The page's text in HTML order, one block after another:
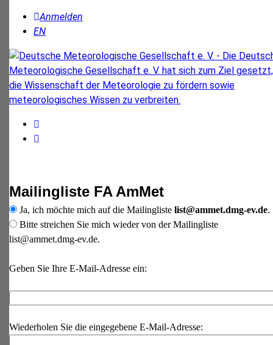
Anmelden
EN
Mailingliste FA AmMet
Ja, ich möchte mich auf die Mailingliste list@ammet.dmg-ev.de.
Bitte streichen Sie mich wieder von der Mailingliste
list@ammet.dmg-ev.de.
Geben Sie Ihre E-Mail-Adresse ein:
Wiederholen Sie die eingegebene E-Mail-Adresse: